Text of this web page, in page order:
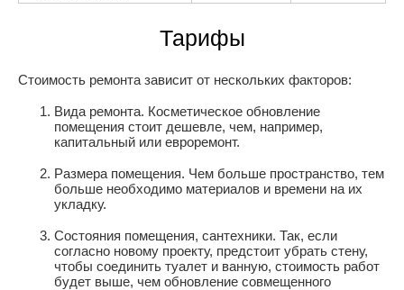
Тарифы
Стоимость ремонта зависит от нескольких факторов:
Вида ремонта. Косметическое обновление
помещения стоит дешевле, чем, например,
капитальный или евроремонт.
Размера помещения. Чем больше пространство, тем
больше необходимо материалов и времени на их
укладку.
Состояния помещения, сантехники. Так, если
согласно новому проекту, предстоит убрать стену,
чтобы соединить туалет и ванную, стоимость работ
будет выше, чем обновление совмещенного